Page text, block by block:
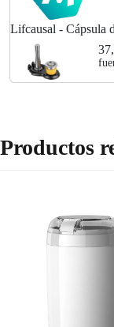
Lifcausal - Cápsula
de martillo Cápsula
Reutilizable Simple
Productos